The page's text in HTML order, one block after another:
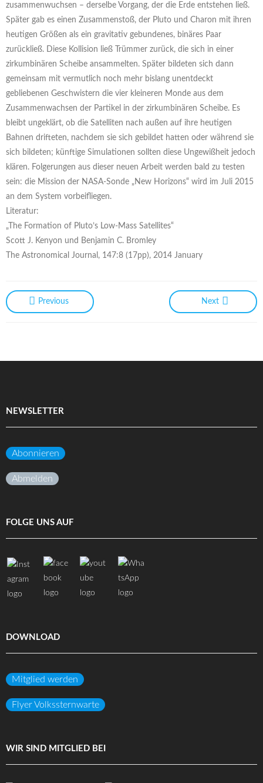
zusammenwuchsen – derselbe Vorgang, der die Erde entstehen ließ.
Später gab es einen Zusammenstoß, der Pluto und Charon mit ihren
heutigen Größen als ein gravitativ gebundenes, binäres Paar
zurückließ. Diese Kollision ließ Trümmer zurück, die sich in einer
zirkumbinären Scheibe ansammelten. Später bildeten sich dann
gemeinsam mit vermutlich noch mehr bislang unentdeckt
gebliebenen Geschwistern die vier kleineren Monde aus dem
Zusammenwachsen der Partikel in der zirkumbinären Scheibe. Es
bleibt ungeklärt, ob die Satelliten nach außen auf ihre heutigen
Bahnen drifteten, nachdem sie sich gebildet hatten oder während sie
sich bildeten; künftige Simulationen sollten diese Ungewißheit jedoch
klären. Folgerungen aus dieser neuen Arbeit werden bald zu testen
sein: die Mission der NASA-Sonde „New Horizons“ wird im Juli 2015
an dem System vorbeifliegen.
Literatur:
„The Formation of Pluto’s Low-Mass Satellites“
Scott J. Kenyon und Benjamin C. Bromley
The Astronomical Journal, 147:8 (17pp), 2014 January
Previous Next
NEWSLETTER
Abonnieren
Abmelden
FOLGE UNS AUF
DOWNLOAD
Mitglied werden
Flyer Volkssternwarte
WIR SIND MITGLIED BEI